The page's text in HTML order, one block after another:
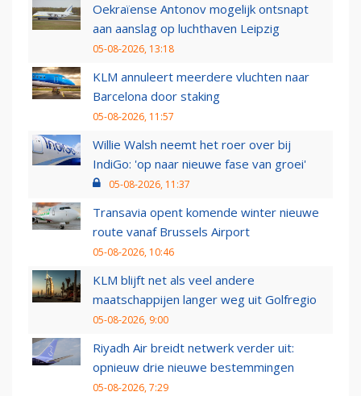
Oekraïense Antonov mogelijk ontsnapt
aan aanslag op luchthaven Leipzig
05-08-2026, 13:18
KLM annuleert meerdere vluchten naar
Barcelona door staking
05-08-2026, 11:57
Willie Walsh neemt het roer over bij
IndiGo: 'op naar nieuwe fase van groei'
05-08-2026, 11:37
Transavia opent komende winter nieuwe
route vanaf Brussels Airport
05-08-2026, 10:46
KLM blijft net als veel andere
maatschappijen langer weg uit Golfregio
05-08-2026, 9:00
Riyadh Air breidt netwerk verder uit:
opnieuw drie nieuwe bestemmingen
05-08-2026, 7:29